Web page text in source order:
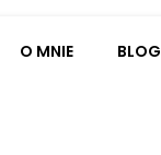
O MNIE BLOG